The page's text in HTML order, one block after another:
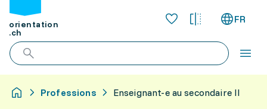
orientation
.ch
FR
Professions Enseignant-e au secondaire II